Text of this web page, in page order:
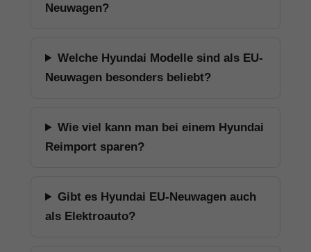
Neuwagen?
Welche Hyundai Modelle sind als EU-
Neuwagen besonders beliebt?
Wie viel kann man bei einem Hyundai
Reimport sparen?
Gibt es Hyundai EU-Neuwagen auch
als Elektroauto?